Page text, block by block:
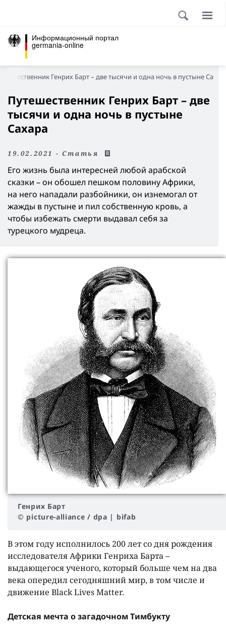
Информационный портал
germania-online
Генрих Барт – две тысячи и одна ночь в пустыне
Путешественник Генрих Барт – две
тысячи и одна ночь в пустыне
Сахара
19.02.2021 - Статья
Его жизнь была интересней любой арабской
сказки – он обошел пешком половину Африки,
на него нападали разбойники, он изнемогал от
жажды в пустыне и пил собственную кровь, а
чтобы избежать смерти выдавал себя за
турецкого мудреца.
Генрих Барт
© picture-alliance / dpa | bifab
В этом году исполнилось 200 лет со дня рождения
исследователя Африки Генриха Барта –
выдающегося ученого, который больше чем на два
века опередил сегодняшний мир, в том числе и
движение Black Lives Matter.
Детская мечта о загадочном Тимбукту